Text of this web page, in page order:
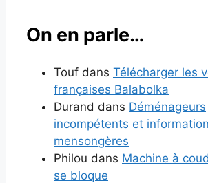
On en parle…
Touf dans Télécharger les
françaises Balabolka
Durand dans Déménageurs
incompétents et
mensongères
Philou dans Machine à
se bloque